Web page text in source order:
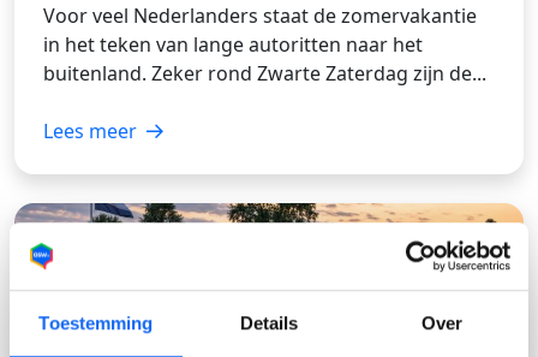
Toestemming Details Over
Voor veel Nederlanders staat de zomervakantie
in het teken van lange autoritten naar het
buitenland. Zeker rond Zwarte Zaterdag zijn de...
Lees meer